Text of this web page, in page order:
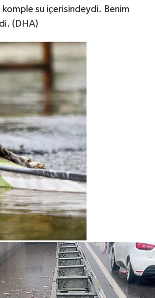
komple su içerisindeydi. Benim
(DHA)